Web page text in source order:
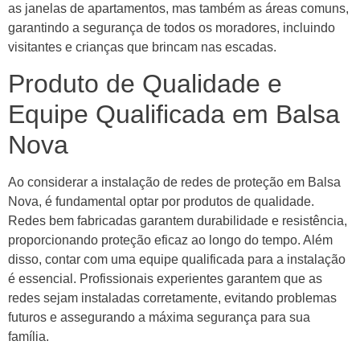
as janelas de apartamentos, mas também as áreas comuns,
garantindo a segurança de todos os moradores, incluindo
visitantes e crianças que brincam nas escadas.
Produto de Qualidade e
Equipe Qualificada em Balsa
Nova
Ao considerar a instalação de redes de proteção em Balsa
Nova, é fundamental optar por produtos de qualidade.
Redes bem fabricadas garantem durabilidade e resistência,
proporcionando proteção eficaz ao longo do tempo. Além
disso, contar com uma equipe qualificada para a instalação
é essencial. Profissionais experientes garantem que as
redes sejam instaladas corretamente, evitando problemas
futuros e assegurando a máxima segurança para sua
família.